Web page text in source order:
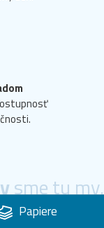
sme tu my.
Papiere